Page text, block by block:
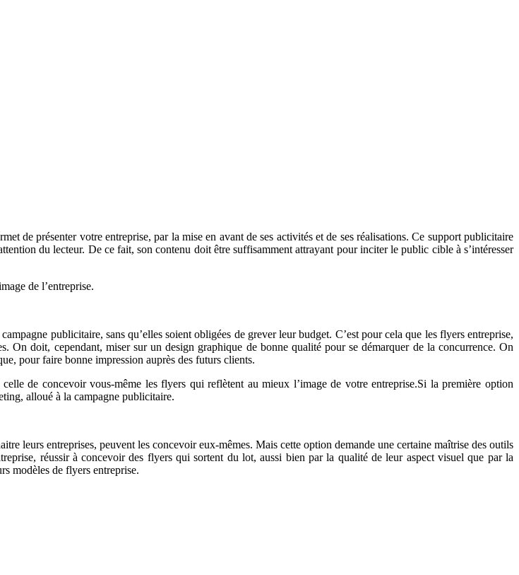
de présenter votre entreprise, par la mise en avant de ses activités et de ses réalisations. Ce support publicitaire
du lecteur. De ce fait, son contenu doit être suffisamment attrayant pour inciter le public cible à s’intéresser
de l’entreprise.
publicitaire, sans qu’elles soient obligées de grever leur budget. C’est pour cela que les flyers entreprise,
On doit, cependant, miser sur un design graphique de bonne qualité pour se démarquer de la concurrence. On
pour faire bonne impression auprès des futurs clients.
de concevoir vous-même les flyers qui reflètent au mieux l’image de votre entreprise.Si la première option
alloué à la campagne publicitaire.
leurs entreprises, peuvent les concevoir eux-mêmes. Mais cette option demande une certaine maîtrise des outils
réussir à concevoir des flyers qui sortent du lot, aussi bien par la qualité de leur aspect visuel que par la
modèles de flyers entreprise.